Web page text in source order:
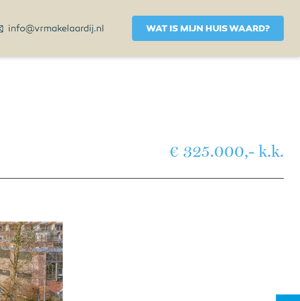
info@vrmakelaardij.nl WAT IS MIJN HUIS WAARD?
€ 325.000,- k.k.